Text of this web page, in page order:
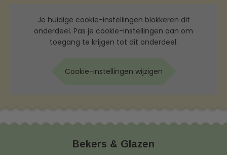
Je huidige cookie-instellingen blokkeren dit
onderdeel. Pas je cookie-instellingen aan om
toegang te krijgen tot dit onderdeel.
Cookie-instellingen wijzigen
Bekers & Glazen